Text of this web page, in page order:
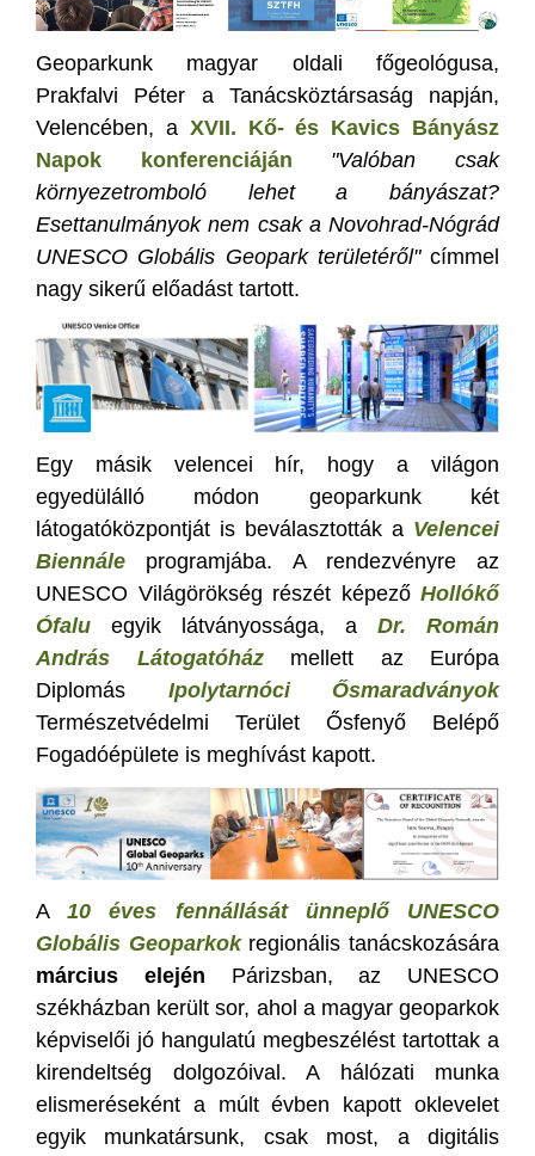
Geoparkunk magyar oldali főgeológusa,
Prakfalvi Péter a Tanácsköztársaság napján,
Velencében, a XVII. Kő- és Kavics Bányász
Napok konferenciáján
"Valóban csak
környezetromboló lehet a bányászat?
Esettanulmányok nem csak a Novohrad-Nógrád
UNESCO Globális Geopark területéről"címmel
nagy sikerű előadást tartott.
Egy másik velencei hír, hogy a világon
egyedülálló módon geoparkunk két
látogatóközpontját is beválasztották a Velencei
Biennále programjába. A rendezvényre az
UNESCO Világörökség részét képező Hollókő
Ófalu egyik látványossága, a Dr. Román
András Látogatóházmellett az Európa
Diplomás Ipolytarnóci Ősmaradványok
Természetvédelmi Terület Ősfenyő Belépő
Fogadóépülete is meghívást kapott.
A10 éves fennállását ünneplő UNESCO
Globális Geoparkokregionális tanácskozására
március elején Párizsban, az UNESCO
székházban került sor, ahol a magyar geoparkok
képviselői jó hangulatú megbeszélést tartottak a
kirendeltség dolgozóival. A hálózati munka
elismeréseként a múlt évben kapott oklevelet
egyik munkatársunk, csak most, a digitális